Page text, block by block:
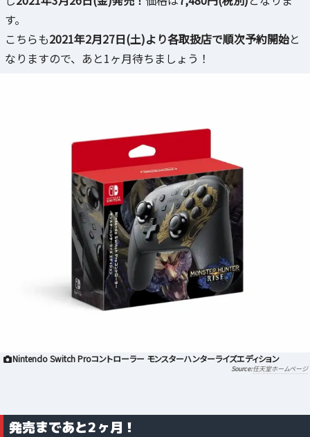
す。
こちらも2021年2月27日(土)より各取扱店で順次予約開始と
なりますので、あと1ヶ月待ちましょう！
Nintendo Switch Proコントローラー モンスターハンターライズエディション
任天堂ホームページ
発売まであと2ヶ月！